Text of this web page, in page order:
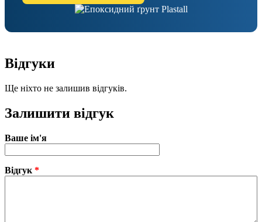
Відгуки
Ще ніхто не залишив відгуків.
Залишити відгук
Ваше ім'я
Відгук *